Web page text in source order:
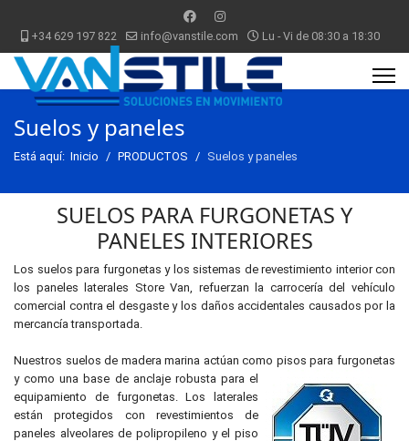
+34 629 197 822 info@vanstile.com Lu - Vi de 08:30 a 18:30
Suelos y paneles
Está aquí: Inicio PRODUCTOS Suelos y paneles
SUELOS PARA FURGONETAS Y
PANELES INTERIORES
Los suelos para furgonetas y los sistemas de revestimiento interior con
los paneles laterales Store Van, refuerzan la carrocería del vehículo
comercial contra el desgaste y los daños accidentales causados por la
mercancía transportada.
Nuestros suelos de madera marina actúan como pisos para furgonetas
y como una base de anclaje robusta para el
equipamiento de furgonetas. Los laterales
están protegidos con revestimientos de
paneles alveolares de polipropileno y el piso